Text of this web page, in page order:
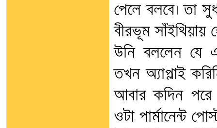
পেলে বলবে। তা
বীরভূম সাঁইথিয়ায়
উনি বললেন যে
তখন অ্যাপ্লাই
আবার কদিন পরে
ওটা পার্মানেন্ট